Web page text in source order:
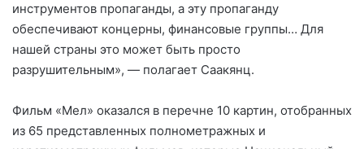
инструментов пропаганды, а эту пропаганду
обеспечивают концерны, финансовые группы… Для
нашей страны это может быть просто
разрушительным», — полагает Саакянц.
Фильм «Мел» оказался в перечне 10 картин, отобранных
из 65 представленных полнометражных и